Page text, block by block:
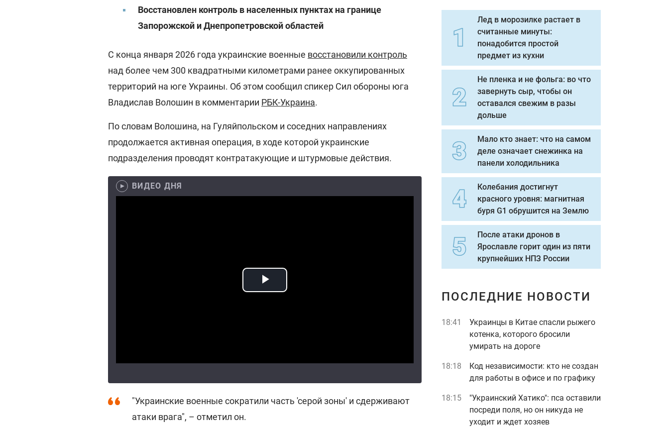
Восстановлен контроль в населенных пунктах на границе
Запорожской и Днепропетровской областей
С конца января 2026 года украинские военные восстановили контроль
над более чем 300 квадратными километрами ранее оккупированных
территорий на юге Украины. Об этом сообщил спикер Сил обороны юга
Владислав Волошин в комментарии РБК-Украина.
По словам Волошина, на Гуляйпольском и соседних направлениях
продолжается активная операция, в ходе которой украинские
подразделения проводят контратакующие и штурмовые действия.
ВИДЕО ДНЯ
"Украинские военные сократили часть 'серой зоны' и сдерживают
атаки врага", – отметил он.
Лед в морозилке растает в
считанные минуты:
понадобится простой
предмет из кухни
Не пленка и не фольга: во что
завернуть сыр, чтобы он
оставался свежим в разы
дольше
Мало кто знает: что на самом
деле означает снежинка на
панели холодильника
Колебания достигнут
красного уровня: магнитная
буря G1 обрушится на Землю
После атаки дронов в
Ярославле горит один из пяти
крупнейших НПЗ России
ПОСЛЕДНИЕ НОВОСТИ
18:41
Украинцы в Китае спасли рыжего
котенка, которого бросили
умирать на дороге
18:18
Код независимости: кто не создан
для работы в офисе и по графику
18:15
"Украинский Хатико": пса оставили
посреди поля, но он никуда не
уходит и ждет хозяев